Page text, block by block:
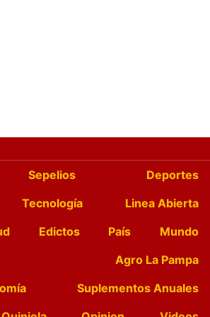
Sepelios
Deportes
Tecnología
Linea Abierta
Edictos País
Mundo
Agro La Pampa
Suplementos Anuales